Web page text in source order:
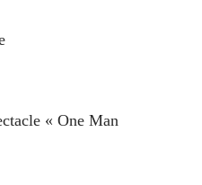
« One Man